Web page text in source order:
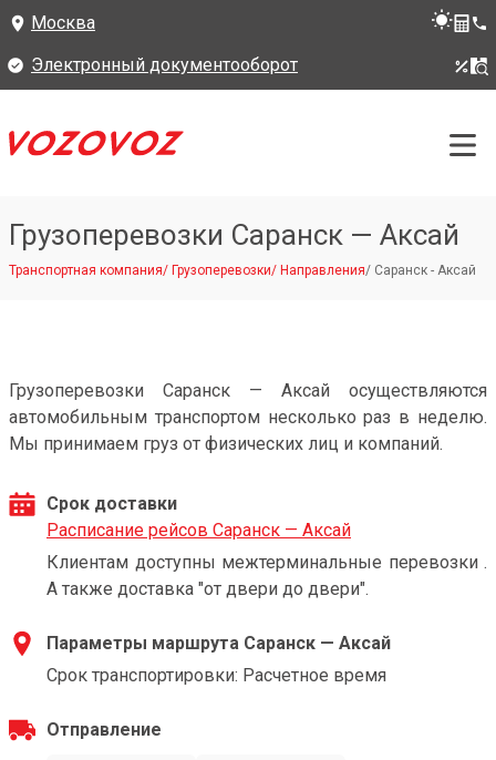
Москва
Электронный документооборот
Грузоперевозки Саранск — Аксай
Транспортная компания/ Грузоперевозки/ Направления/ Саранск - Аксай
Грузоперевозки Саранск — Аксай осуществляются
автомобильным транспортом несколько раз в неделю.
Мы принимаем груз от физических лиц и компаний.
Срок доставки
Расписание рейсов Саранск — Аксай
Клиентам доступны межтерминальные перевозки .
А также доставка "от двери до двери".
Параметры маршрута Саранск — Аксай
Срок транспортировки: Расчетное время
Отправление